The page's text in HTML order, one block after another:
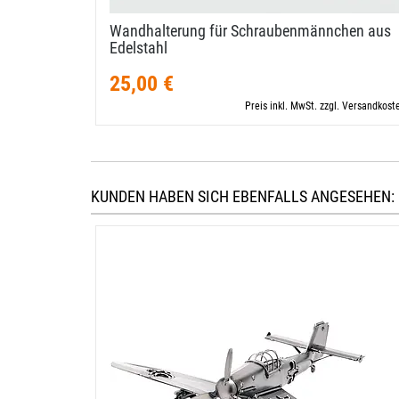
Wandhalterung für Schraubenmännchen aus
Edelstahl
25,00 €
Preis inkl. MwSt. zzgl.
KUNDEN HABEN SICH EBENFALLS ANGESEHEN: